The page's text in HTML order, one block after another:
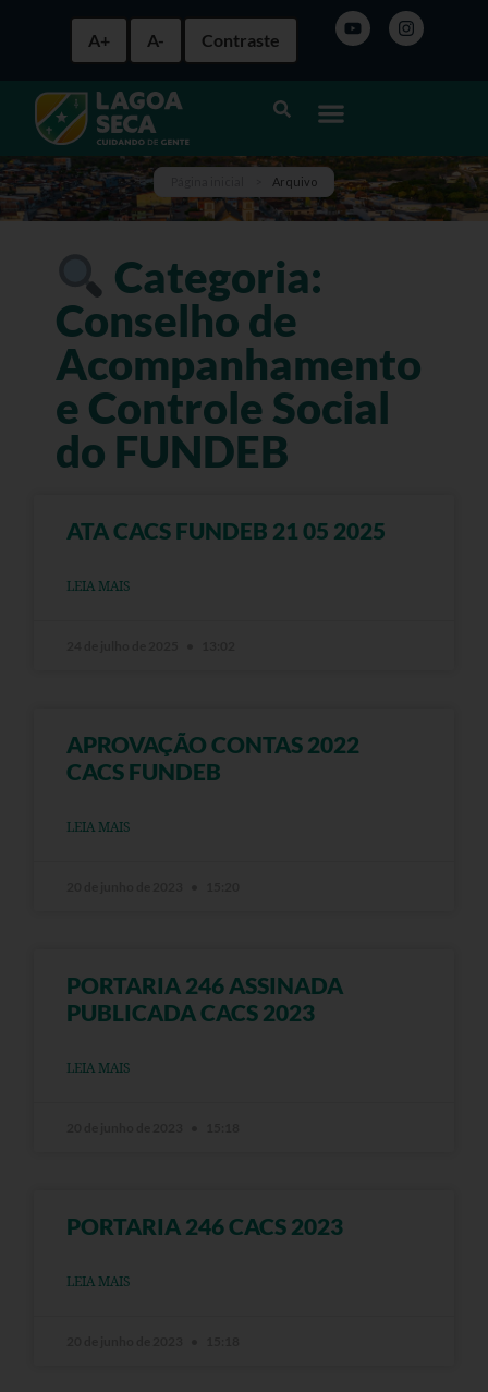
A+ A- Contraste
Arquivo
Categoria:
Conselho de
Acompanhamento
e Controle Social
do FUNDEB
ATA CACS FUNDEB 21 05 2025
LEIA MAIS
APROVAÇÃO CONTAS 2022
CACS FUNDEB
LEIA MAIS
PORTARIA 246 ASSINADA
PUBLICADA CACS 2023
LEIA MAIS
PORTARIA 246 CACS 2023
LEIA MAIS